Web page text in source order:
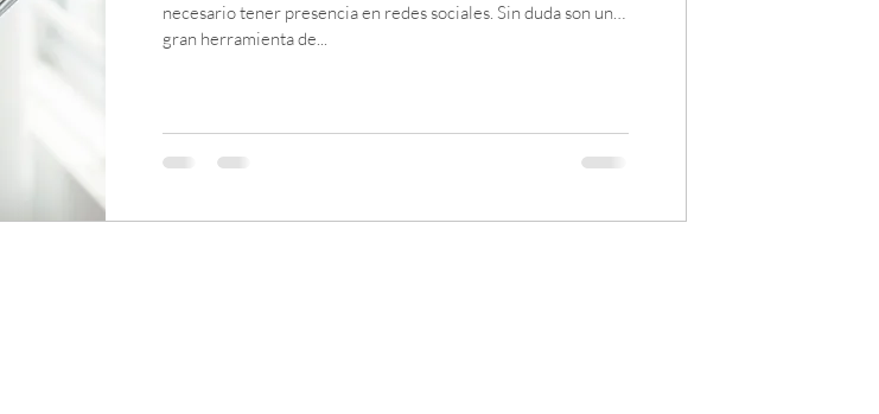
necesario tener presencia en redes sociales. Sin duda son una
gran herramienta de...